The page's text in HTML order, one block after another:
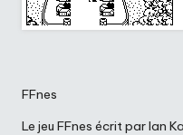
FFnes
Le jeu FFnes écrit par Ian